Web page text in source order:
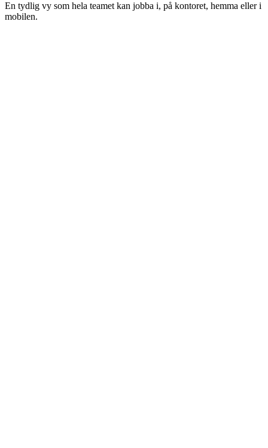
En tydlig vy som hela teamet kan jobba i, på kontoret, hemma eller i
mobilen.